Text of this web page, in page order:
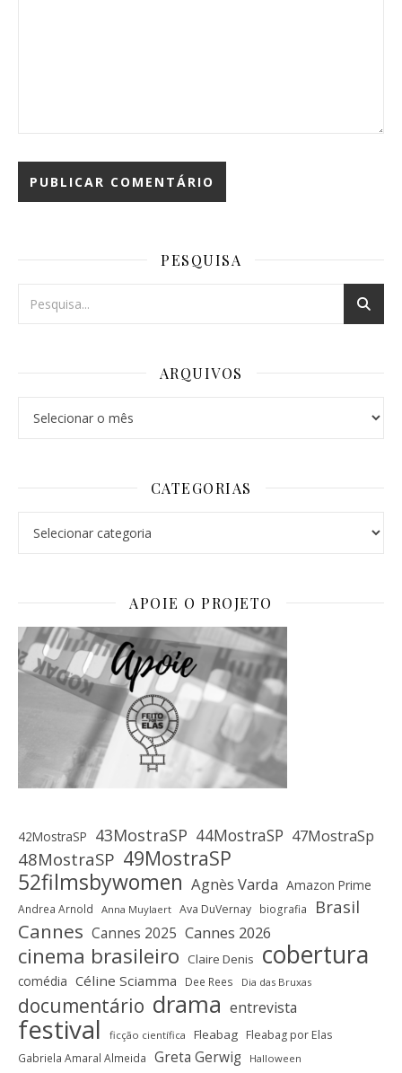
PESQUISA
ARQUIVOS
CATEGORIAS
APOIE O PROJETO
42MostraSP 43MostraSP 44MostraSP 47MostraSp
48MostraSP 49MostraSP
52filmsbywomen Agnès Varda Amazon Prime
Andrea Arnold Anna Muylaert Ava DuVernay biografia Brasil
Cannes Cannes 2025 Cannes 2026
cinema brasileiro Claire Denis cobertura
comédia Céline Sciamma Dee Rees Dia das Bruxas
documentário drama entrevista
festival ficção científica Fleabag Fleabag por Elas
Gabriela Amaral Almeida Greta Gerwig Halloween